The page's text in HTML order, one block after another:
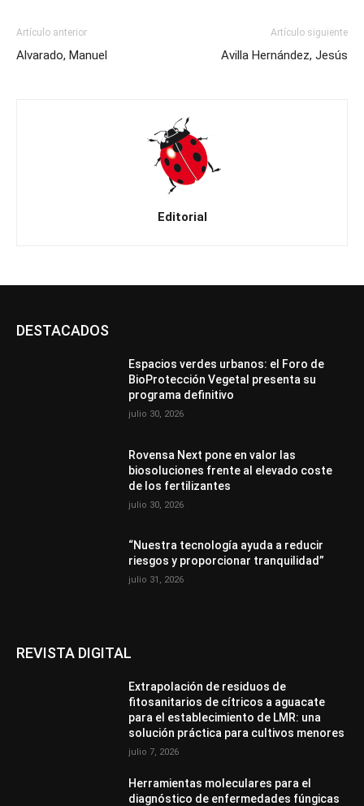
Artículo anterior
Alvarado, Manuel
Artículo siguiente
Avilla Hernández, Jesús
Editorial
DESTACADOS
Espacios verdes urbanos: el Foro de
BioProtección Vegetal presenta su
programa definitivo
julio 30, 2026
Rovensa Next pone en valor las
biosoluciones frente al elevado coste
de los fertilizantes
julio 30, 2026
“Nuestra tecnología ayuda a reducir
riesgos y proporcionar tranquilidad”
julio 31, 2026
REVISTA DIGITAL
Extrapolación de residuos de
fitosanitarios de cítricos a aguacate
para el establecimiento de LMR: una
solución práctica para cultivos menores
julio 7, 2026
Herramientas moleculares para el
diagnóstico de enfermedades fúngicas